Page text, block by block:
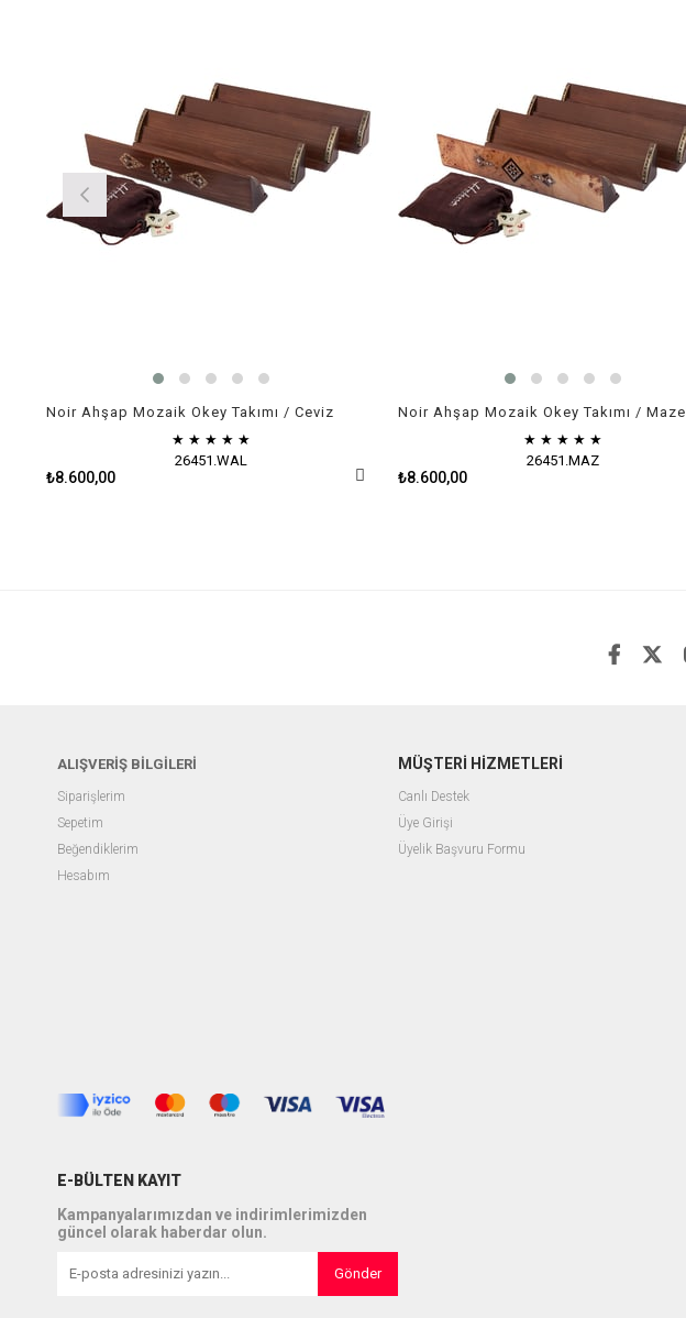
Noir Ahşap Mozaik Okey Takımı / Ceviz
★ ★ ★ ★ ★
26451.WAL
₺8.600,00
Noir Ahşap Mozaik Okey Takımı / Mazel
★ ★ ★ ★ ★
26451.MAZ
₺8.600,00
ALIŞVERİŞ BİLGİLERİ
Siparişlerim
Sepetim
Beğendiklerim
Hesabım
MÜŞTERİ HİZMETLERİ
Canlı Destek
Üye Girişi
Üyelik Başvuru Formu
E-BÜLTEN KAYIT
Kampanyalarımızdan ve indirimlerimizden
güncel olarak haberdar olun.
Gönder